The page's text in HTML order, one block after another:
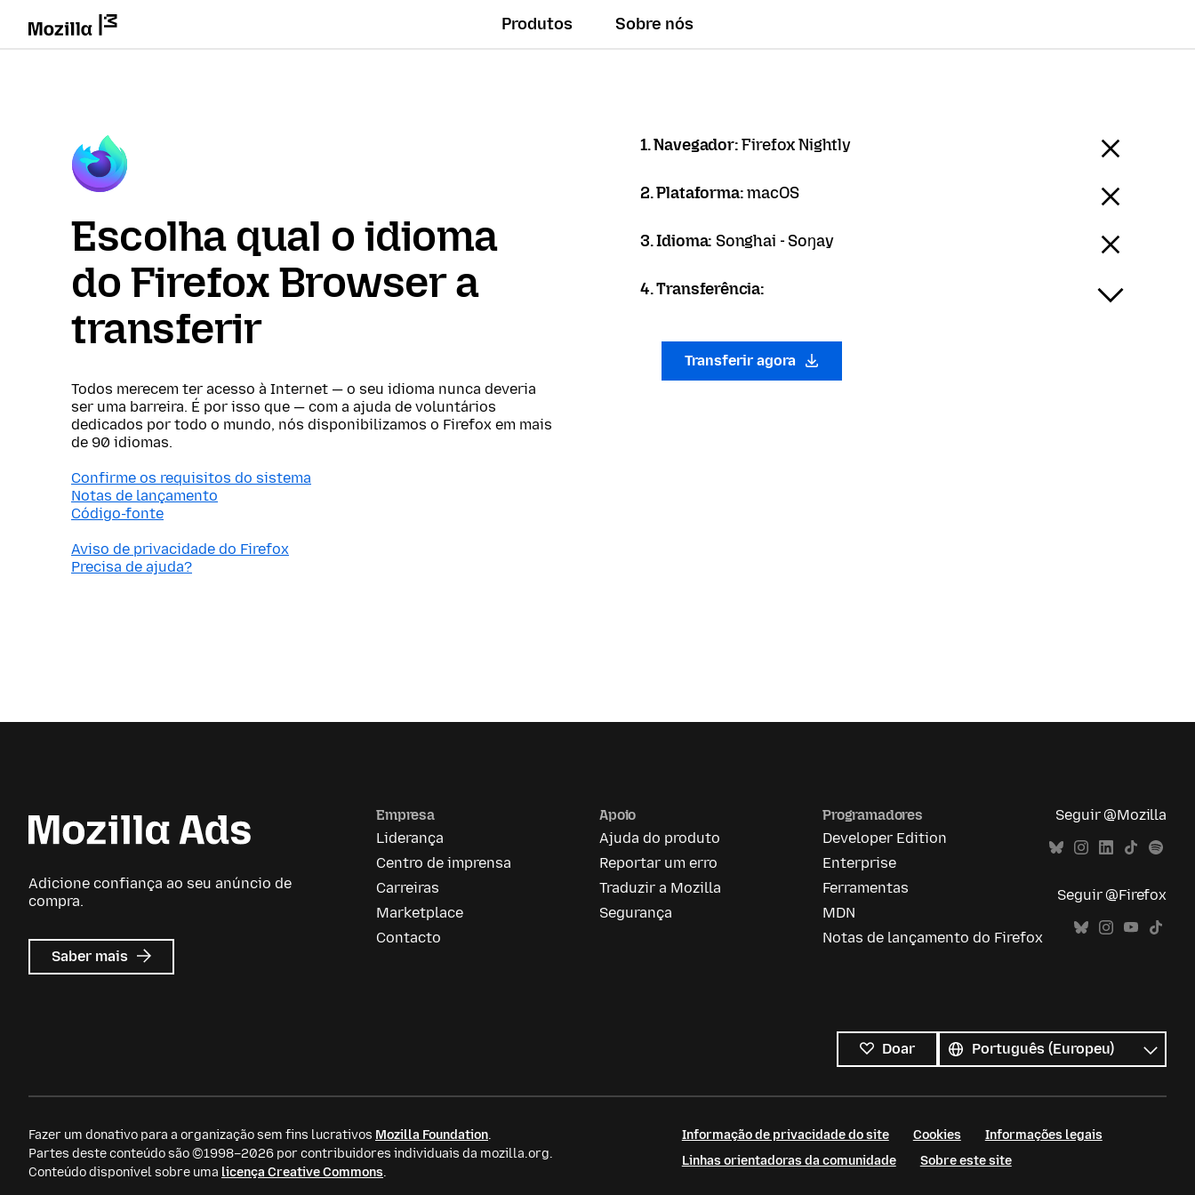
Produtos Sobre nós
Escolha qual o idioma
do Firefox Browser a
transferir
Todos merecem ter acesso à Internet — o seu idioma nunca deveria
ser uma barreira. É por isso que — com a ajuda de voluntários
dedicados por todo o mundo, nós disponibilizamos o Firefox em mais
de 90 idiomas.
Confirme os requisitos do sistema
Notas de lançamento
Código-fonte
Aviso de privacidade do Firefox
Precisa de ajuda?
1. Navegador:Firefox Nightly
2. Plataforma:macOS
3. Idioma: Songhai - Soŋay
4. Transferência:
Transferir agora
Adicione confiança ao seu anúncio de
compra.
Saber mais sobre
Anúncios
Empresa
Liderança
Centro de imprensa
Carreiras
Marketplace
Contacto
Apoio
Ajuda do produto
Reportar um erro
Traduzir a Mozilla
Segurança
Programadores
Developer Edition
Enterprise
Ferramentas
MDN
Notas de lançamento do Firefox
Seguir @Mozilla
Seguir @Firefox
Doar
os
idiomas
Idioma
Fazer um donativo para a organização sem fins lucrativos Mozilla Foundation.
Partes deste conteúdo são ©1998–2026 por contribuidores individuais da mozilla.org.
Conteúdo disponível sobre uma licença Creative Commons.
Informação de privacidade do site Cookies
Informações legais
Linhas orientadoras da comunidade
Sobre este site